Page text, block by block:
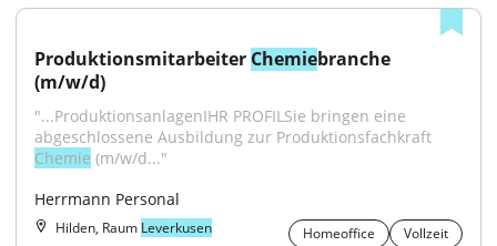
Produktionsmitarbeiter Chemiebranche
(m/w/d)
"...ProduktionsanlagenIHR PROFILSie bringen eine
Chemie (m/w/d..."
Herrmann Personal
Hilden, Raum Leverkusen Homeoffice
Vollzeit